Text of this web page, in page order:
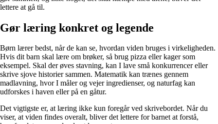
lettere at gå til.
Gør læring konkret og legende
Børn lærer bedst, når de kan se, hvordan viden bruges i virkeligheden.
Hvis dit barn skal lære om brøker, så brug pizza eller kager som
eksempel. Skal der øves stavning, kan I lave små konkurrencer eller
skrive sjove historier sammen. Matematik kan trænes gennem
madlavning, hvor I måler og vejer ingredienser, og naturfag kan
udforskes i haven eller på en gåtur.
Det vigtigste er, at læring ikke kun foregår ved skrivebordet. Når du
viser, at viden findes overalt, bliver det lettere for barnet at forstå,